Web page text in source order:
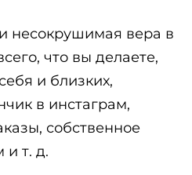
несокрушимая вера в
что вы делаете,
и близких,
в инстаграм,
собственное
и т. д.